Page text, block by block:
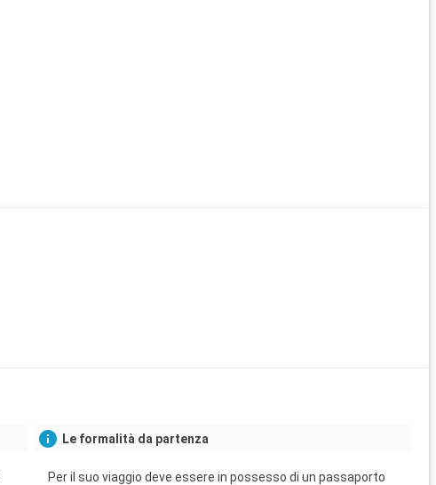
Le formalità da partenza
Per il suo viaggio deve essere in possesso di un passaporto